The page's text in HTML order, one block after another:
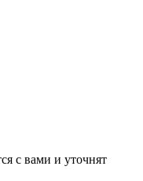
с вами и уточнят